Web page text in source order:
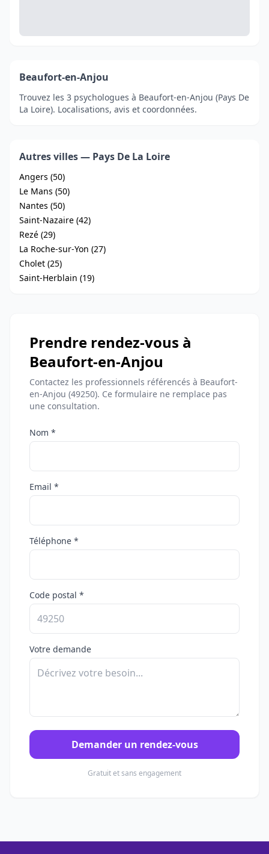
Beaufort-en-Anjou
Trouvez les 3 psychologues à Beaufort-en-Anjou (Pays De
La Loire). Localisations, avis et coordonnées.
Autres villes — Pays De La Loire
Angers (50)
Le Mans (50)
Nantes (50)
Saint-Nazaire (42)
Rezé (29)
La Roche-sur-Yon (27)
Cholet (25)
Saint-Herblain (19)
Prendre rendez-vous à
Beaufort-en-Anjou
Contactez les professionnels référencés à Beaufort-
en-Anjou (49250). Ce formulaire ne remplace pas
une consultation.
Nom *
Email *
Téléphone *
Code postal *
Votre demande
Demander un rendez-vous
Gratuit et sans engagement